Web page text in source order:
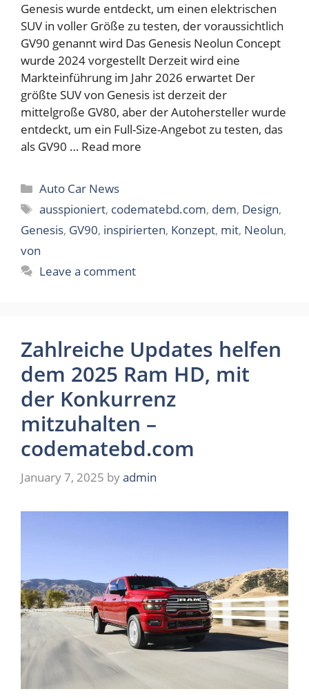
Genesis wurde entdeckt, um einen elektrischen
SUV in voller Größe zu testen, der voraussichtlich
GV90 genannt wird Das Genesis Neolun Concept
wurde 2024 vorgestellt Derzeit wird eine
Markteinführung im Jahr 2026 erwartet Der
größte SUV von Genesis ist derzeit der
mittelgroße GV80, aber der Autohersteller wurde
entdeckt, um ein Full-Size-Angebot zu testen, das
als GV90 … Read more
Categories
Auto Car News
Tags
ausspioniert, codematebd.com, dem, Design,
Genesis, GV90, inspirierten, Konzept, mit, Neolun,
von
Leave a comment
Zahlreiche Updates helfen
dem 2025 Ram HD, mit
der Konkurrenz
mitzuhalten –
codematebd.com
January 7, 2025 byadmin